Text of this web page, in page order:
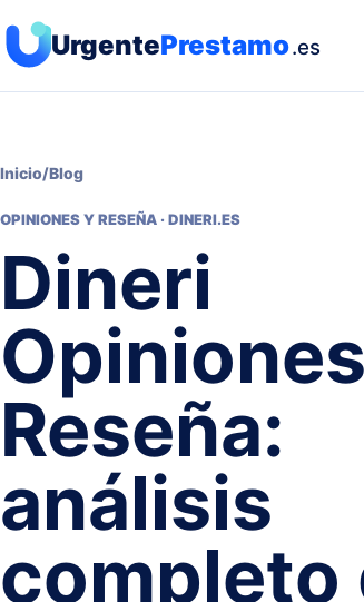
UrgentePrestamo.es
Inicio/Blog
OPINIONES Y RESEÑA · DINERI.ES
Dineri
Reseña:
análisis
completo